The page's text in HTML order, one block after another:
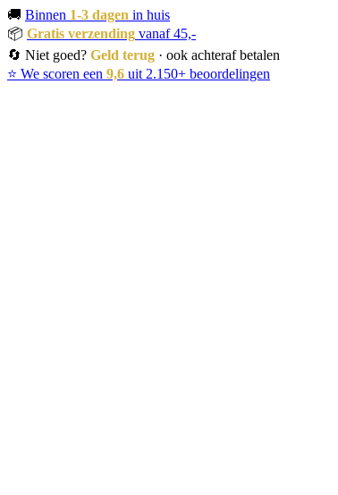
🚚 Binnen 1-3 dagen in huis
📦 Gratis verzending vanaf 45,-
🔄 Niet goed? Geld terug · ook achteraf betalen
⭐ We scoren een 9,6 uit 2.150+ beoordelingen